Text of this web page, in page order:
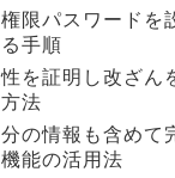
限パスワードを
手順
を証明し改ざん
法
の情報も含めて
能の活用法